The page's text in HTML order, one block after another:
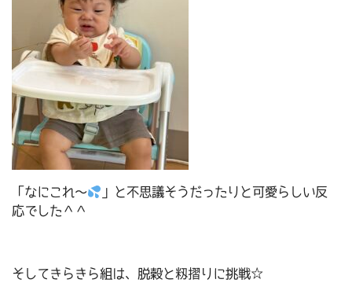
「なにこれ～
」と不思議そうだったりと可愛らしい反
応でした＾＾
そしてきらきら組は、脱穀と籾摺りに挑戦☆